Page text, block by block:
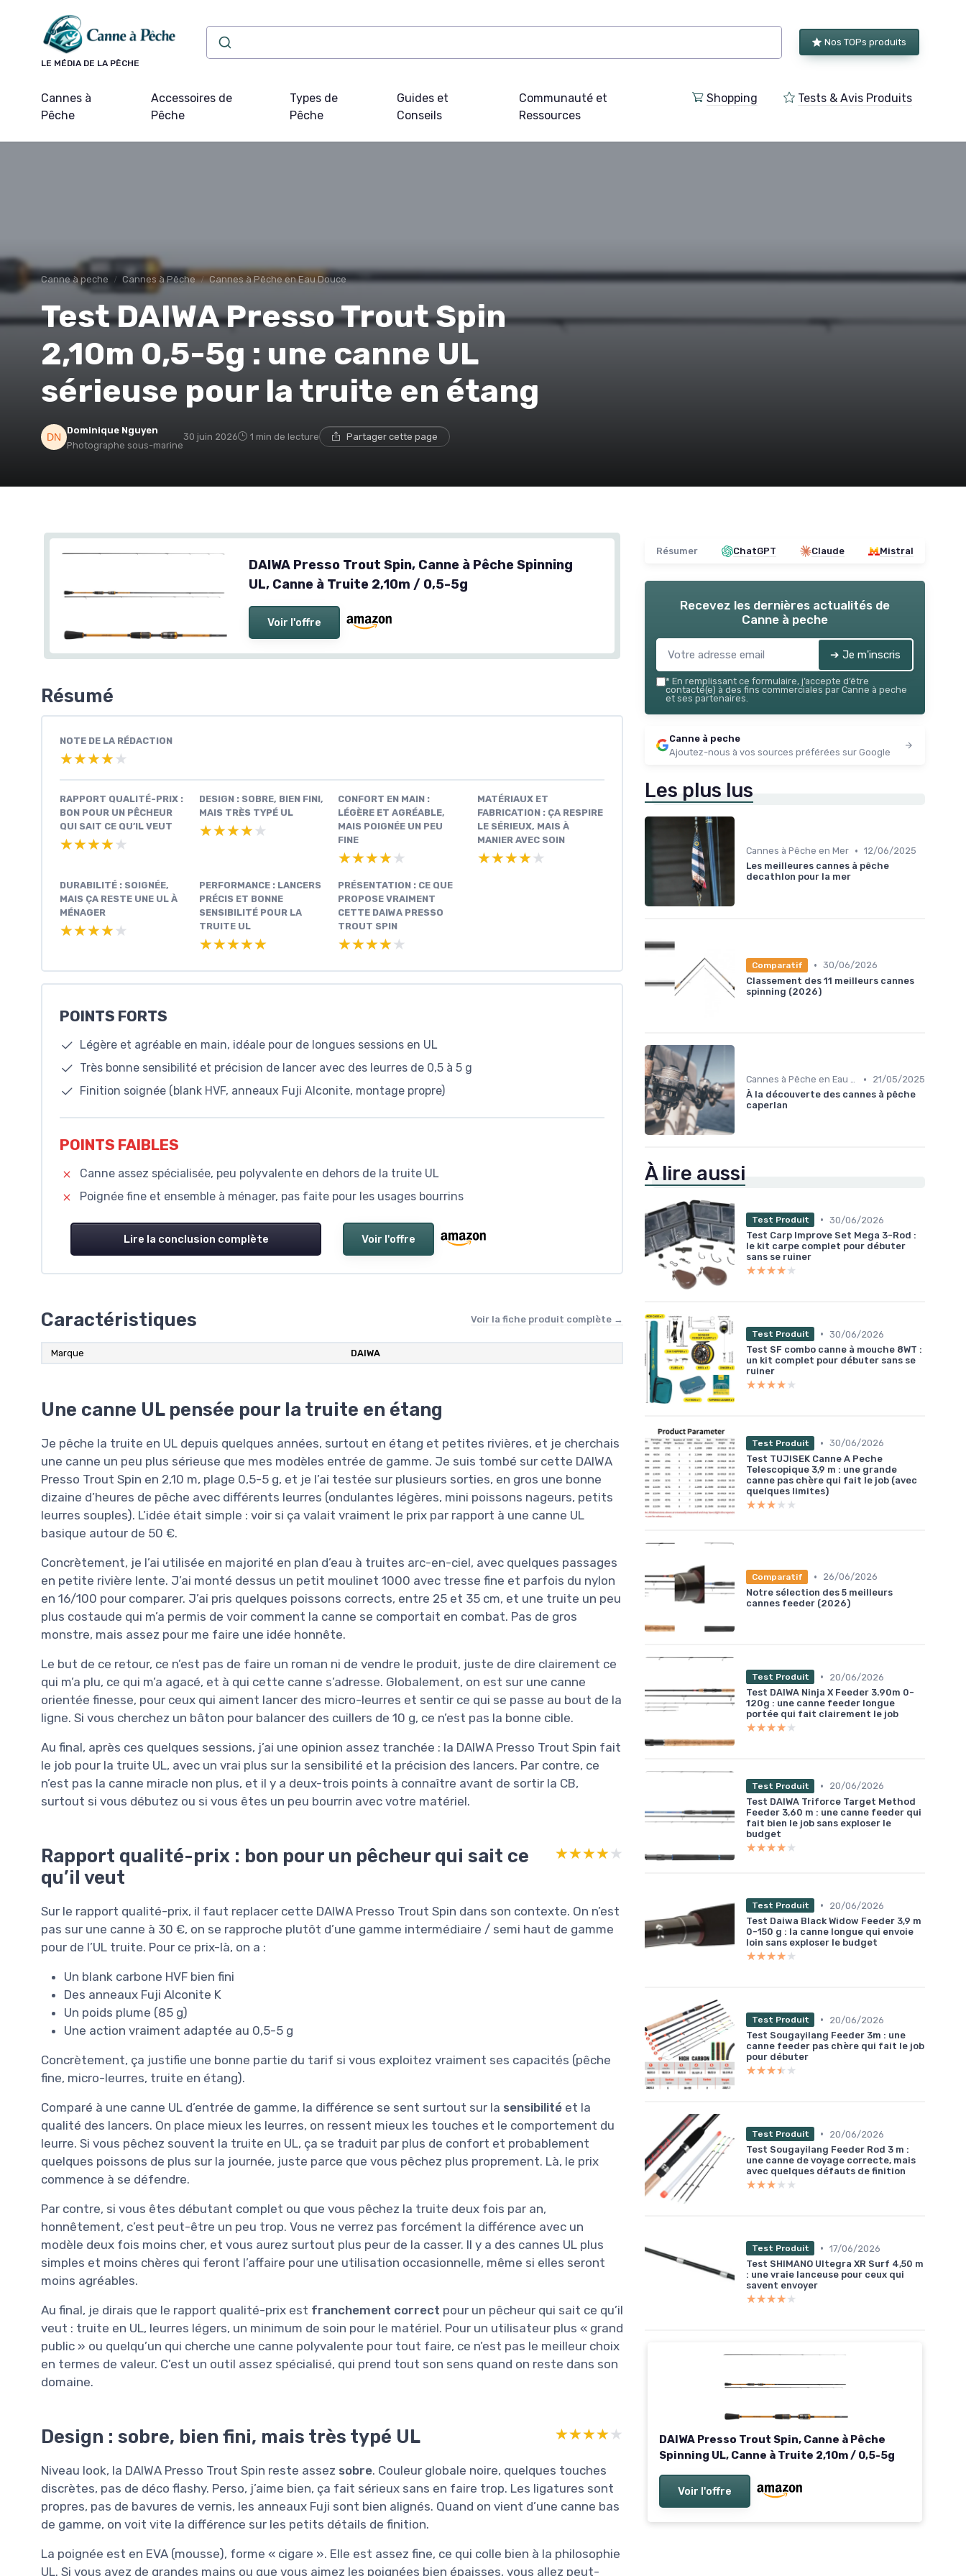
LE MÉDIA DE LA PÊCHE
Nos TOPs produits
Cannes à
Pêche
Accessoires de
Pêche
Types de
Pêche
Guides et
Conseils
Communauté et
Ressources
Shopping Tests & Avis Produits
Canne à peche Cannes à Pêche Cannes à Pêche en Eau Douce
Test DAIWA Presso Trout Spin
2,10m 0,5-5g : une canne UL
sérieuse pour la truite en étang
Dominique Nguyen
Photographe sous-marine
30 juin 2026 1 min de lecture Partager cette page
DAIWA Presso Trout Spin, Canne à Pêche Spinning
UL, Canne à Truite 2,10m / 0,5-5g
Voir l'offre
Résumé
NOTE DE LA RÉDACTION
★★★★★
★★★★★
RAPPORT QUALITÉ-PRIX :
BON POUR UN PÊCHEUR
QUI SAIT CE QU’IL VEUT
★★★★★
★★★★★
DESIGN : SOBRE, BIEN FINI,
MAIS TRÈS TYPÉ UL
★★★★★
★★★★★
CONFORT EN MAIN :
LÉGÈRE ET AGRÉABLE,
MAIS POIGNÉE UN PEU
FINE
★★★★★
★★★★★
MATÉRIAUX ET
FABRICATION : ÇA RESPIRE
LE SÉRIEUX, MAIS À
MANIER AVEC SOIN
★★★★★
★★★★★
DURABILITÉ : SOIGNÉE,
MAIS ÇA RESTE UNE UL À
MÉNAGER
★★★★★
★★★★★
PERFORMANCE : LANCERS
PRÉCIS ET BONNE
SENSIBILITÉ POUR LA
TRUITE UL
★★★★★
★★★★★
PRÉSENTATION : CE QUE
PROPOSE VRAIMENT
CETTE DAIWA PRESSO
TROUT SPIN
★★★★★
★★★★★
POINTS FORTS
Légère et agréable en main, idéale pour de longues sessions en UL
Très bonne sensibilité et précision de lancer avec des leurres de 0,5 à 5 g
Finition soignée (blank HVF, anneaux Fuji Alconite, montage propre)
POINTS FAIBLES
Canne assez spécialisée, peu polyvalente en dehors de la truite UL
Poignée fine et ensemble à ménager, pas faite pour les usages bourrins
Lire la conclusion complète Voir l'offre
Caractéristiques Voir la fiche produit complète →
Marque DAIWA
Une canne UL pensée pour la truite en étang
Je pêche la truite en UL depuis quelques années, surtout en étang et petites rivières, et je cherchais
une canne un peu plus sérieuse que mes modèles entrée de gamme. Je suis tombé sur cette DAIWA
Presso Trout Spin en 2,10 m, plage 0,5-5 g, et je l’ai testée sur plusieurs sorties, en gros une bonne
dizaine d’heures de pêche avec différents leurres (ondulantes légères, mini poissons nageurs, petits
leurres souples). L’idée était simple : voir si ça valait vraiment le prix par rapport à une canne UL
basique autour de 50 €.
Concrètement, je l’ai utilisée en majorité en plan d’eau à truites arc-en-ciel, avec quelques passages
en petite rivière lente. J’ai monté dessus un petit moulinet 1000 avec tresse fine et parfois du nylon
en 16/100 pour comparer. J’ai pris quelques poissons corrects, entre 25 et 35 cm, et une truite un peu
plus costaude qui m’a permis de voir comment la canne se comportait en combat. Pas de gros
monstre, mais assez pour me faire une idée honnête.
Le but de ce retour, ce n’est pas de faire un roman ni de vendre le produit, juste de dire clairement ce
qui m’a plu, ce qui m’a agacé, et à qui cette canne s’adresse. Globalement, on est sur une canne
orientée finesse, pour ceux qui aiment lancer des micro-leurres et sentir ce qui se passe au bout de la
ligne. Si vous cherchez un bâton pour balancer des cuillers de 10 g, ce n’est pas la bonne cible.
Au final, après ces quelques sessions, j’ai une opinion assez tranchée : la DAIWA Presso Trout Spin fait
le job pour la truite UL, avec un vrai plus sur la sensibilité et la précision des lancers. Par contre, ce
n’est pas la canne miracle non plus, et il y a deux-trois points à connaître avant de sortir la CB,
surtout si vous débutez ou si vous êtes un peu bourrin avec votre matériel.
Rapport qualité-prix : bon pour un pêcheur qui sait ce
qu’il veut
★★★★★
★★★★★
Sur le rapport qualité-prix, il faut replacer cette DAIWA Presso Trout Spin dans son contexte. On n’est
pas sur une canne à 30 €, on se rapproche plutôt d’une gamme intermédiaire / semi haut de gamme
pour de l’UL truite. Pour ce prix-là, on a :
Un blank carbone HVF bien fini
Des anneaux Fuji Alconite K
Un poids plume (85 g)
Une action vraiment adaptée au 0,5-5 g
Concrètement, ça justifie une bonne partie du tarif si vous exploitez vraiment ses capacités (pêche
fine, micro-leurres, truite en étang).
Comparé à une canne UL d’entrée de gamme, la différence se sent surtout sur la sensibilité et la
qualité des lancers. On place mieux les leurres, on ressent mieux les touches et le comportement du
leurre. Si vous pêchez souvent la truite en UL, ça se traduit par plus de confort et probablement
quelques poissons de plus sur la journée, juste parce que vous pêchez plus proprement. Là, le prix
commence à se défendre.
Par contre, si vous êtes débutant complet ou que vous pêchez la truite deux fois par an,
honnêtement, c’est peut-être un peu trop. Vous ne verrez pas forcément la différence avec un
modèle deux fois moins cher, et vous aurez surtout plus peur de la casser. Il y a des cannes UL plus
simples et moins chères qui feront l’affaire pour une utilisation occasionnelle, même si elles seront
moins agréables.
Au final, je dirais que le rapport qualité-prix est franchement correct pour un pêcheur qui sait ce qu’il
veut : truite en UL, leurres légers, un minimum de soin pour le matériel. Pour un utilisateur plus « grand
public » ou quelqu’un qui cherche une canne polyvalente pour tout faire, ce n’est pas le meilleur choix
en termes de valeur. C’est un outil assez spécialisé, qui prend tout son sens quand on reste dans son
domaine.
Design : sobre, bien fini, mais très typé UL ★★★★★
★★★★★
Niveau look, la DAIWA Presso Trout Spin reste assez sobre. Couleur globale noire, quelques touches
discrètes, pas de déco flashy. Perso, j’aime bien, ça fait sérieux sans en faire trop. Les ligatures sont
propres, pas de bavures de vernis, les anneaux Fuji sont bien alignés. Quand on vient d’une canne bas
de gamme, on voit vite la différence sur les petits détails de finition.
La poignée est en EVA (mousse), forme « cigare ». Elle est assez fine, ce qui colle bien à la philosophie
UL. Si vous avez de grandes mains ou que vous aimez les poignées bien épaisses, vous allez peut-
Résumer ChatGPT Claude Mistral
Recevez les dernières actualités de
Canne à peche
➔ Je m'inscris
* En remplissant ce formulaire, j’accepte d’être
contacté(e) à des fins commerciales par Canne à peche
et ses partenaires.
Canne à peche
Ajoutez-nous à vos sources préférées sur Google
Les plus lus
Cannes à Pêche en Mer • 12/06/2025
Les meilleures cannes à pêche
decathlon pour la mer
Comparatif • 30/06/2026
Classement des 11 meilleurs cannes
spinning (2026)
Cannes à Pêche en Eau Douce •
21/05/2025
À la découverte des cannes à pêche
caperlan
À lire aussi
Test Produit • 30/06/2026
Test Carp Improve Set Mega 3-Rod :
le kit carpe complet pour débuter
sans se ruiner
★★★★★
★★★★★
Test Produit • 30/06/2026
Test SF combo canne à mouche 8WT :
un kit complet pour débuter sans se
ruiner
★★★★★
★★★★★
Test Produit • 30/06/2026
Test TUJISEK Canne A Peche
Telescopique 3,9 m : une grande
canne pas chère qui fait le job (avec
quelques limites)
★★★★★
★★★★★
Comparatif •
26/06/2026
Notre sélection des 5 meilleurs
cannes feeder (2026)
Test Produit •
20/06/2026
Test DAIWA Ninja X Feeder 3.90m 0-
120g : une canne feeder longue
portée qui fait clairement le job
★★★★★
★★★★★
Test Produit •
20/06/2026
Test DAIWA Triforce Target Method
Feeder 3,60 m : une canne feeder qui
fait bien le job sans exploser le
budget
★★★★★
★★★★★
Test Produit •
20/06/2026
Test Daiwa Black Widow Feeder 3,9 m
0-150 g : la canne longue qui envoie
loin sans exploser le budget
★★★★★
★★★★★
Test Produit •
20/06/2026
Test Sougayilang Feeder 3m : une
canne feeder pas chère qui fait le job
pour débuter
★★★★★
★★★★★
Test Produit •
20/06/2026
Test Sougayilang Feeder Rod 3 m :
une canne de voyage correcte, mais
avec quelques défauts de finition
★★★★★
★★★★★
Test Produit • 17/06/2026
Test SHIMANO Ultegra XR Surf 4,50 m
: une vraie lanceuse pour ceux qui
savent envoyer
★★★★★
★★★★★
DAIWA Presso Trout Spin, Canne à Pêche
Spinning UL, Canne à Truite 2,10m / 0,5-5g
Voir l'offre